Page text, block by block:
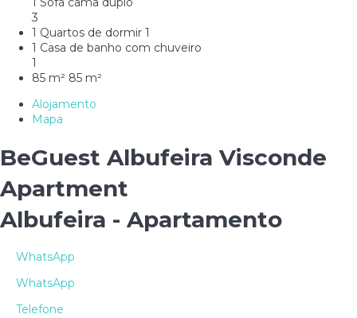
3
1 Quartos de dormir 1
1 Casa de banho com chuveiro
1
85 m² 85 m²
Alojamento
Mapa
BeGuest Albufeira Visconde
Apartment
Albufeira - Apartamento
WhatsApp
WhatsApp
Telefone